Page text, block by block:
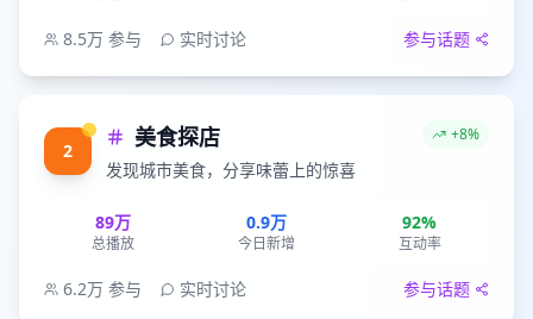
8.5万 参与 实时讨论 参与话题
2 美食探店
发现城市美食，分享味蕾上的惊喜
+8%
89万
总播放
0.9万
今日新增
92%
互动率
6.2万 参与 实时讨论 参与话题